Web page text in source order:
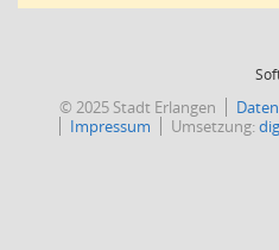
© 2025 Stadt Erlangen
Impressum
Umsetzung: